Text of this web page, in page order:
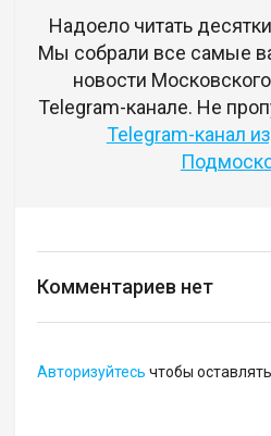
Надоело читать
Мы собрали все самые
новости
Telegram-канале. Не
Telegram-канал
Комментариев нет
Авторизуйтесь чтобы